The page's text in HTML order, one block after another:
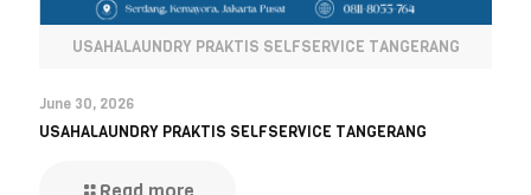
USAHALAUNDRY PRAKTIS SELFSERVICE TANGERANG
June 30, 2026
USAHALAUNDRY PRAKTIS SELFSERVICE TANGERANG